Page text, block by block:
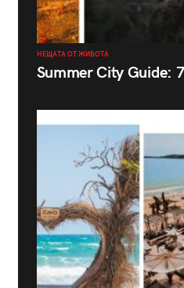
НЕЩАТА ОТ ЖИВОТА
Summer City Guide: